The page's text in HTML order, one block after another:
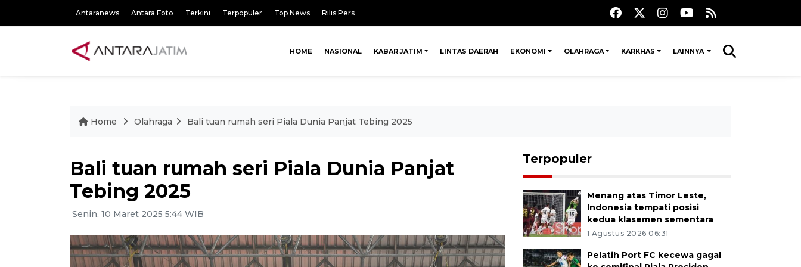
Antaranews Antara Foto Terkini Terpopuler Top News Rilis Pers
HOME NASIONAL KABAR JATIM LINTAS DAERAH EKONOMI OLAHRAGA KARKHAS LAINNYA
Home Olahraga Bali tuan rumah seri Piala Dunia Panjat Tebing 2025
Bali tuan rumah seri Piala Dunia Panjat
Tebing 2025
Senin, 10 Maret 2025 5:44 WIB
Terpopuler
Menang atas Timor Leste,
Indonesia tempati posisi
kedua klasemen sementara
1 Agustus 2026 06:31
Pelatih Port FC kecewa gagal